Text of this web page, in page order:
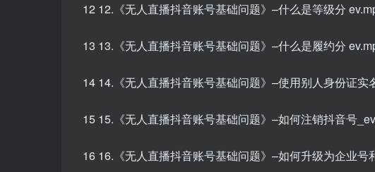
12 12.《无人直播抖音账号基础问题》–什么是等级分
13 13.《无人直播抖音账号基础问题》–什么是履约分
14 14.《无人直播抖音账号基础问题》–使用别人身份证实
15 15.《无人直播抖音账号基础问题》–如何注销抖音号
16 16.《无人直播抖音账号基础问题》–如何升级为企业号